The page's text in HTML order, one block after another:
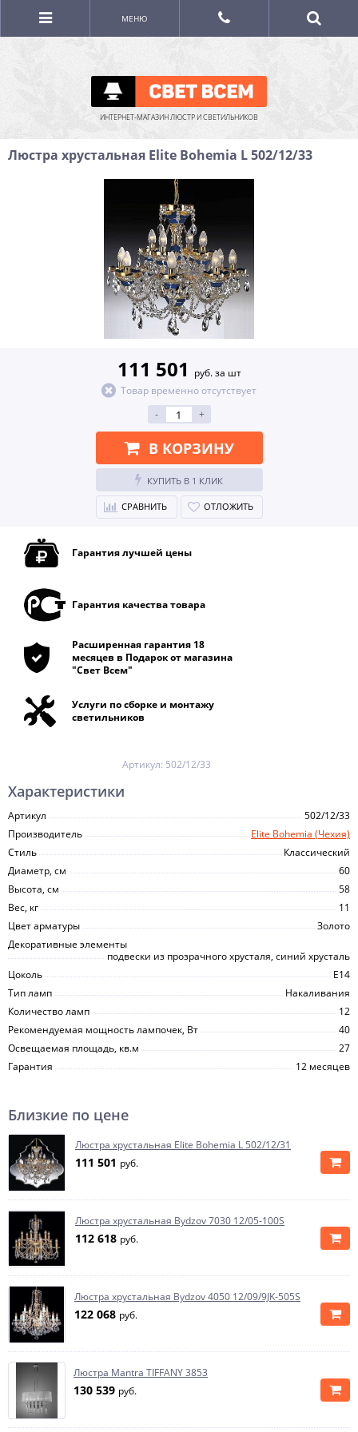
ИНТЕРНЕТ-МАГАЗИН ЛЮСТР И СВЕТИЛЬНИКОВ
МЕНЮ
Люстра хрустальная Elite Bohemia L 502/12/33
111 501
руб. за шт
Товар временно отсутствует
-
+
В КОРЗИНУ
КУПИТЬ В 1 КЛИК
СРАВНИТЬ ОТЛОЖИТЬ
Гарантия лучшей цены
Гарантия качества товара
Расширенная гарантия 18
месяцев в Подарок от магазина
"Свет Всем"
Услуги по сборке и монтажу
светильников
Артикул: 502/12/33
Характеристики
Артикул
502/12/33
Производитель
Elite Bohemia (Чехия)
Стиль
Классический
Диаметр, см
60
Высота, см
58
Вес, кг
11
Цвет арматуры
Золото
Декоративные элементы
подвески из прозрачного хрусталя, синий хрусталь
Цоколь
E14
Тип ламп
Накаливания
Количество ламп
12
Рекомендуемая мощность лампочек, Вт
40
Освещаемая площадь, кв.м
27
Гарантия
12 месяцев
Близкие по цене
Люстра хрустальная Elite Bohemia L 502/12/31
111 501 руб.
Люстра хрустальная Bydzov 7030 12/05-100S
112 618 руб.
Люстра хрустальная Bydzov 4050 12/09/9JK-505S
122 068 руб.
Люстра Mantra TIFFANY 3853
130 539 руб.